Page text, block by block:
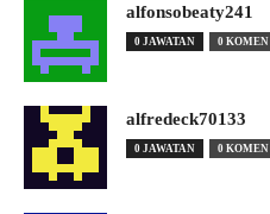
alfonsobeaty241
0 JAWATAN 0 KOMEN
alfredeck70133
0 JAWATAN 0 KOMEN